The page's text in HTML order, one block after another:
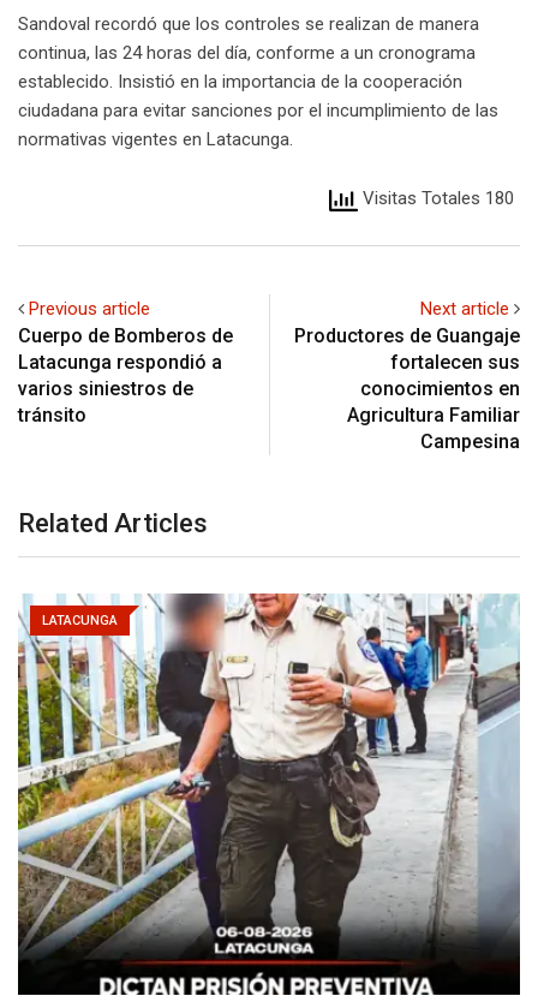
Sandoval recordó que los controles se realizan de manera
continua, las 24 horas del día, conforme a un cronograma
establecido. Insistió en la importancia de la cooperación
ciudadana para evitar sanciones por el incumplimiento de las
normativas vigentes en Latacunga.
Visitas Totales 180
Previous article
Cuerpo de Bomberos de
Latacunga respondió a
varios siniestros de
tránsito
Next article
Productores de Guangaje
fortalecen sus
conocimientos en
Agricultura Familiar
Campesina
Related Articles
LATACUNGA